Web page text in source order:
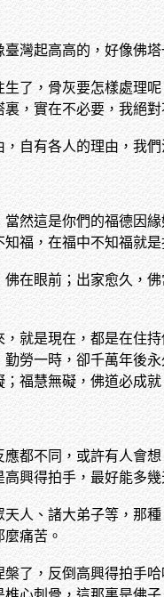
灣起高高的，好像佛
了，骨灰要怎樣處理
，實在不必要，我絕
自有各人的理由，我
然這是你們的福德因
福，在福中不知福就
在眼前；出家愈久，
就是現在，都是在住
勞一時，卻千萬年後
福慧無礙，佛道必成
都不同，或許有人會
興得拍手，最好能多
人、諸大弟子等，那
痛苦。
了，反倒高興得拍手